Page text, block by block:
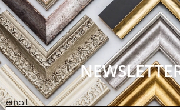
email